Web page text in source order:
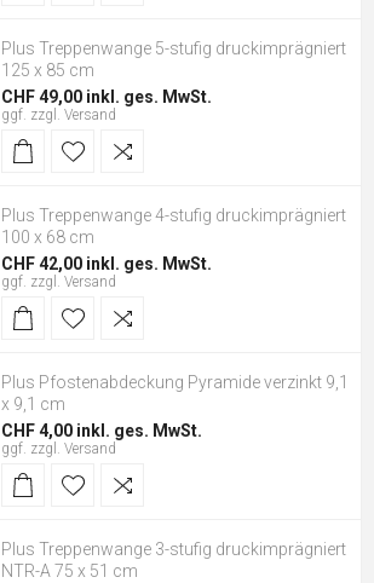
Plus Treppenwange 5-stufig druckimprägniert
125 x 85 cm
CHF 49,00 inkl. ges. MwSt.
ggf. zzgl. Versand
Plus Treppenwange 4-stufig druckimprägniert
100 x 68 cm
CHF 42,00 inkl. ges. MwSt.
ggf. zzgl. Versand
Plus Pfostenabdeckung Pyramide verzinkt 9,1
x 9,1 cm
CHF 4,00 inkl. ges. MwSt.
ggf. zzgl. Versand
Plus Treppenwange 3-stufig druckimprägniert
NTR-A 75 x 51 cm